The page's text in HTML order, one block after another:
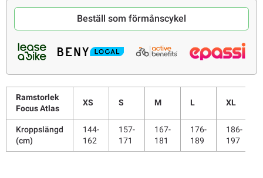
Beställ som förmånscykel
Ramstorlek
Focus Atlas
XS S M L XL
Kroppslängd
(cm)
144-
162
157-
171
167-
181
176-
189
186-
197